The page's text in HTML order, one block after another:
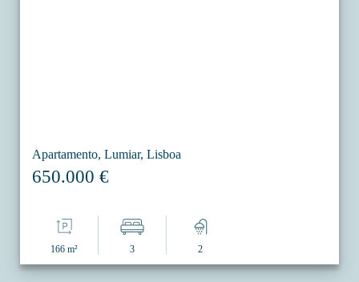
Apartamento, Lumiar, Lisboa
650.000 €
166 m² 3 2